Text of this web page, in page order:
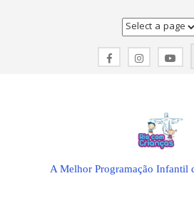
A Melhor Programação Infantil